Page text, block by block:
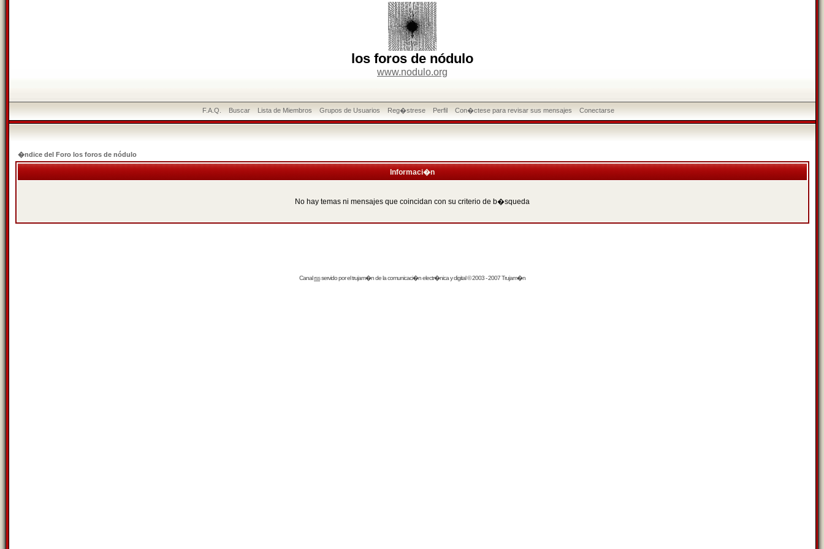
los foros de nódulo
www.nodulo.org
F.A.Q. Buscar Lista de Miembros Grupos de Usuarios Reg�strese Perfil Con�ctese para revisar sus mensajes Conectarse
�ndice del Foro los foros de nódulo
Informaci�n
No hay temas ni mensajes que coincidan con su criterio de b�squeda
Canalrssservido por eltrujam�nde la comunicaci�n electr�nica y digital © 2003 - 2007 Trujam�n